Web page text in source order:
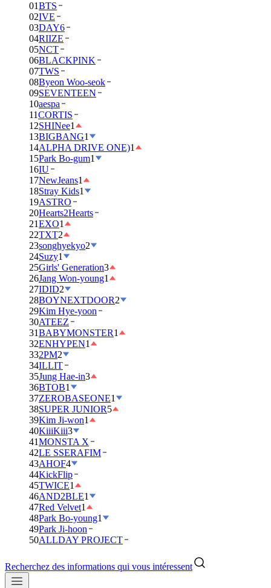
01BTS
02IVE
03DAY6
04RIIZE
05NCT
06BLACKPINK
07TWS
08Byeon Woo-seok
09SEVENTEEN
10aespa
11CORTIS
12SHINee1
13BIGBANG1
14ALPHA DRIVE ONE)1
15Park Bo-gum1
16IU
17NewJeans1
18Stray Kids1
19ASTRO
20Hearts2Hearts
21EXO1
22TXT2
23songhyekyo2
24Suzy1
25Girls' Generation3
26Jang Won-young1
27IDID2
28BOYNEXTDOOR2
29Kim Hye-yoon
30ATEEZ
31BABYMONSTER1
32ENHYPEN1
332PM2
34ILLIT
35Jung Hae-in3
36BTOB1
37ZEROBASEONE1
38SUPER JUNIOR5
39Kim Ji-won1
40KiiiKiii3
41MONSTA X
42LE SSERAFIM
43AHOF4
44KickFlip
45TWICE1
46AND2BLE1
47Red Velvet1
48Park Bo-young1
49Park Ji-hoon
50ALLDAY PROJECT
Recherchez des informations qui vous intéressent